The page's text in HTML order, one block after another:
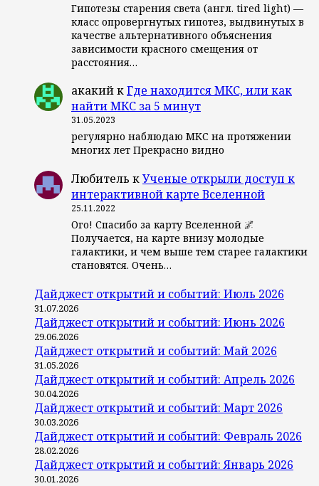
Гипотезы старения света (англ. tired light) —
класс опровергнутых гипотез, выдвинутых в
качестве альтернативного объяснения
зависимости красного смещения от
расстояния…
акакийкГде находится МКС, или как
найти МКС за 5 минут
31.05.2023
регулярно наблюдаю МКС на протяжении
многих лет Прекрасно видно
Любитель кУченые открыли доступ к
интерактивной карте Вселенной
25.11.2022
Ого! Спасибо за карту Вселенной 🌌
Получается, на карте внизу молодые
галактики, и чем выше тем старее галактики
становятся. Очень…
Дайджест открытий и событий: Июль 2026
31.07.2026
Дайджест открытий и событий: Июнь 2026
29.06.2026
Дайджест открытий и событий: Май 2026
31.05.2026
Дайджест открытий и событий: Апрель 2026
30.04.2026
Дайджест открытий и событий: Март 2026
30.03.2026
Дайджест открытий и событий: Февраль 2026
28.02.2026
Дайджест открытий и событий: Январь 2026
30.01.2026